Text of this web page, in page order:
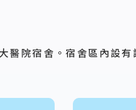
院宿舍。宿舍區內設